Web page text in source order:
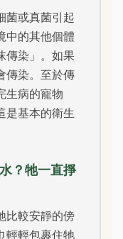
菌或真菌引起
中的其他個體
傳染」。如果
傳染。至於傳
生病的寵物
是基本的衛生
？牠一直掙
比較安靜的傍
輕輕包裹住牠